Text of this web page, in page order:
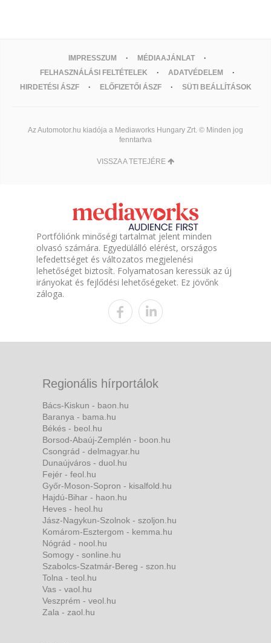
IMPRESSZUM
MÉDIAAJÁNLAT
FELHASZNÁLÁSI FELTÉTELEK
ADATVÉDELEM
HIRDETÉSI ÁSZF
ELŐFIZETŐI ÁSZF SÜTI BEÁLLÍTÁSOK
Az Automotor.hu kiadója a Mediaworks Hungary Zrt. © Minden jog
fenntartva
VISSZA A TETEJÉRE
Portfóliónk minőségi tartalmat jelent minden
olvasó számára. Egyedülálló elérést, országos
lefedettséget és változatos megjelenési
lehetőséget biztosít. Folyamatosan keressük az új
irányokat és fejlődési lehetőségeket. Ez jövőnk
záloga.
Regionális hírportálok
Bács-Kiskun - baon.hu
Baranya - bama.hu
Békés - beol.hu
Borsod-Abaúj-Zemplén - boon.hu
Csongrád - delmagyar.hu
Dunaújváros - duol.hu
Fejér - feol.hu
Győr-Moson-Sopron - kisalfold.hu
Hajdú-Bihar - haon.hu
Heves - heol.hu
Jász-Nagykun-Szolnok - szoljon.hu
Komárom-Esztergom - kemma.hu
Nógrád - nool.hu
Somogy - sonline.hu
Szabolcs-Szatmár-Bereg - szon.hu
Tolna - teol.hu
Vas - vaol.hu
Veszprém - veol.hu
Zala - zaol.hu